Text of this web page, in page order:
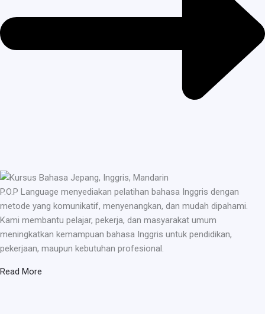
P.O.P Language menyediakan pelatihan bahasa Inggris dengan
metode yang komunikatif, menyenangkan, dan mudah dipahami.
Kami membantu pelajar, pekerja, dan masyarakat umum
meningkatkan kemampuan bahasa Inggris untuk pendidikan,
pekerjaan, maupun kebutuhan profesional.
Read More